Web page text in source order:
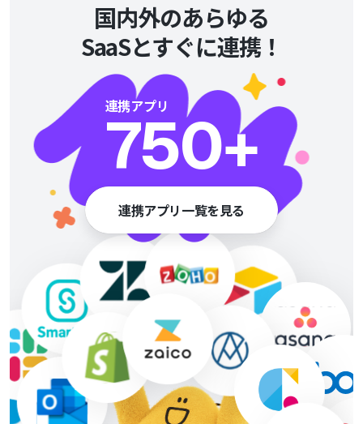
国内外のあらゆる
SaaSとすぐに連携！
連携アプリ
750+
連携アプリ一覧を見る